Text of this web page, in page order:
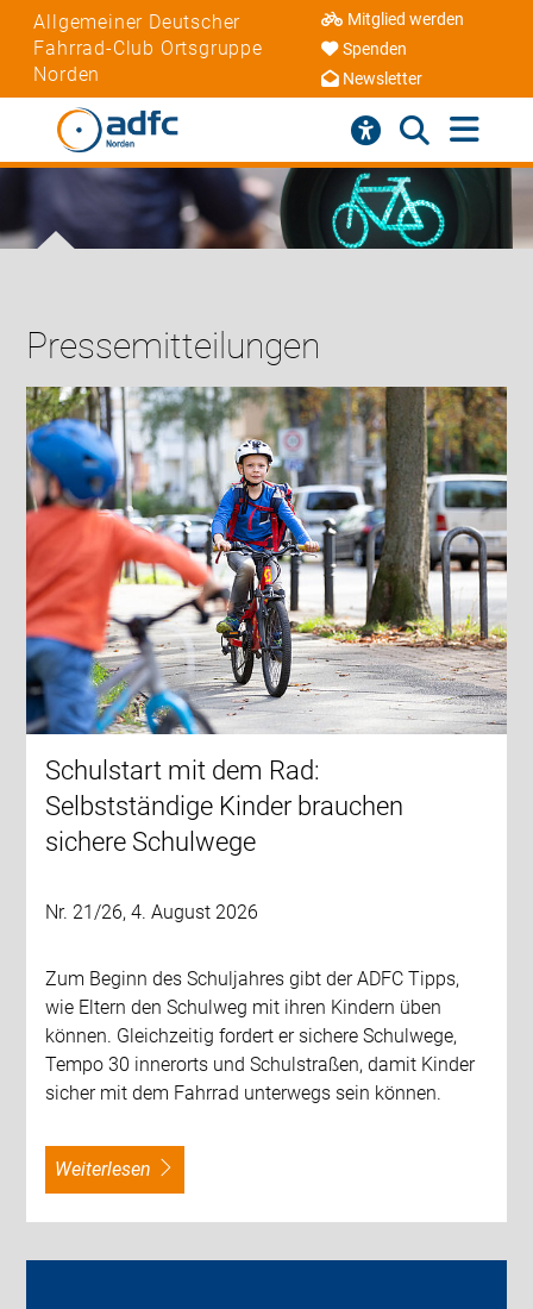
Allgemeiner Deutscher
Fahrrad-Club Ortsgruppe
Norden
Mitglied werden
Spenden
Newsletter
Pressemitteilungen
Schulstart mit dem Rad:
Selbstständige Kinder brauchen
sichere Schulwege
Nr. 21/26, 4. August 2026
Zum Beginn des Schuljahres gibt der ADFC Tipps,
wie Eltern den Schulweg mit ihren Kindern üben
können. Gleichzeitig fordert er sichere Schulwege,
Tempo 30 innerorts und Schulstraßen, damit Kinder
sicher mit dem Fahrrad unterwegs sein können.
weiterlesen